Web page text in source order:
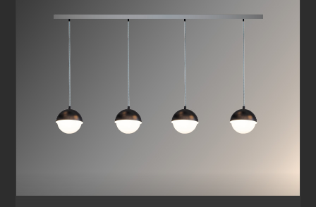
Datenschutzerklärung Impressum